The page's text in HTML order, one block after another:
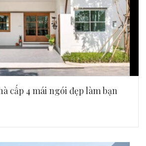
cấp 4 mái ngói đẹp làm bạn